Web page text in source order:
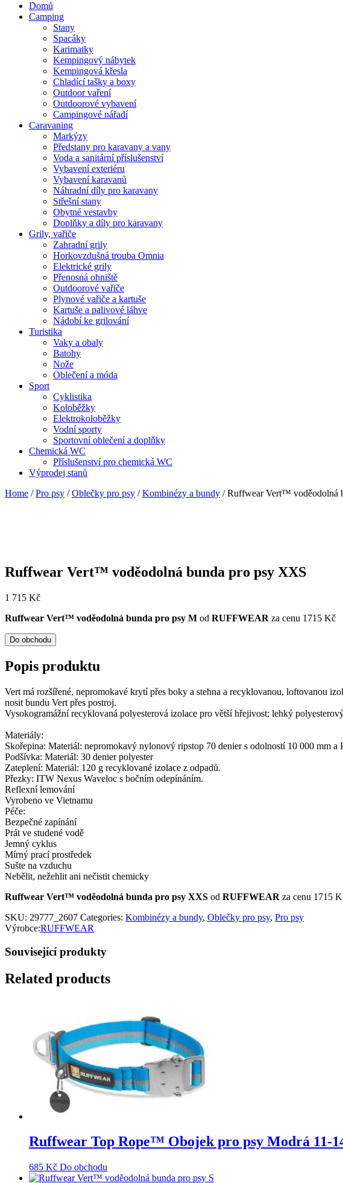
Domů
Camping
Stany
Spacáky
Karimatky
Kempingový nábytek
Kempingová křesla
Chladící tašky a boxy
Outdoor vaření
Outdoorové vybavení
Campingové nářadí
Caravaning
Markýzy
Předstany pro karavany a vany
Voda a sanitární příslušenství
Vybavení exteriéru
Vybavení karavanů
Náhradní díly pro karavany
Střešní stany
Obytné vestavby
Doplňky a díly pro karavany
Grily, vařiče
Zahradní grily
Horkovzdušná trouba Omnia
Elektrické grily
Přenosná ohniště
Outdoorové vařiče
Plynové vařiče a kartuše
Kartuše a palivové láhve
Nádobí ke grilování
Turistika
Vaky a obaly
Batohy
Nože
Oblečení a móda
Sport
Cyklistika
Koloběžky
Elektrokoloběžky
Vodní sporty
Sportovní oblečení a doplňky
Chemická WC
Příslušenství pro chemická WC
Výprodej stanů
Home /Pro psy /Oblečky pro psy /Kombinézy a bundy / Ruffwear Vert™ voděodolná
Ruffwear Vert™ voděodolná bunda pro psy XXS
1 715 Kč
Ruffwear Vert™ voděodolná bunda pro psy M od RUFFWEAR za cenu 1715 Kč
Do obchodu
Popis produktu
Vert má rozšířené, nepromokavé krytí přes boky a stehna a recyklovanou, loftovanou
nosit bundu Vert přes postroj.
Vysokogramážní recyklovaná polyesterová izolace pro větší hřejivost; lehký
Materiály:
Skořepina: Materiál: nepromokavý nylonový ripstop 70 denier s odolností 10 000 mm a
Podšívka: Materiál: 30 denier polyester
Zateplení: Materiál: 120 g recyklované izolace z odpadů.
Přezky: ITW Nexus Waveloc s bočním odepínáním.
Reflexní lemování
Vyrobeno ve Vietnamu
Péče:
Bezpečné zapínání
Prát ve studené vodě
Jemný cyklus
Mírný prací prostředek
Sušte na vzduchu
Nebělit, nežehlit ani nečistit chemicky
Ruffwear Vert™ voděodolná bunda pro psy XXS od RUFFWEAR za cenu 1715
SKU: 29777_2607 Categories: Kombinézy a bundy, Oblečky pro psy, Pro psy
Výrobce:RUFFWEAR
Související produkty
Related products
Ruffwear Top Rope™ Obojek pro psy Modrá 11-
685 Kč Do obchodu